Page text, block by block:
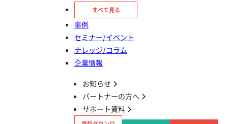
すべて見る
事例
セミナー/イベント
ナレッジ/コラム
企業情報
お知らせ
パートナーの方へ
サポート資料
アーカイブ視聴登録
この記事をシェアする
タイトルとURLをコピー
SharePoint の 「アクセス権限」 管理に頭を抱えて